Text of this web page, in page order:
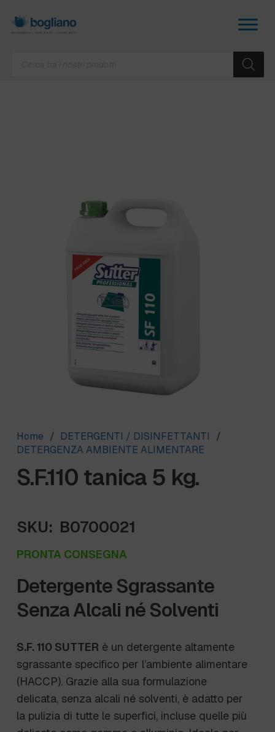
Home / DETERGENTI / DISINFETTANTI
/
DETERGENZA AMBIENTE ALIMENTARE
S.F.110 tanica 5 kg.
SKU: B0700021
PRONTA CONSEGNA
Detergente Sgrassante
Senza Alcali né Solventi
S.F. 110 SUTTER è un detergente altamente
sgrassante specifico per l’ambiente alimentare
(HACCP). Grazie alla sua formulazione
delicata, senza alcali né solventi, è adatto per
la pulizia di tutte le superfici, incluse quelle più